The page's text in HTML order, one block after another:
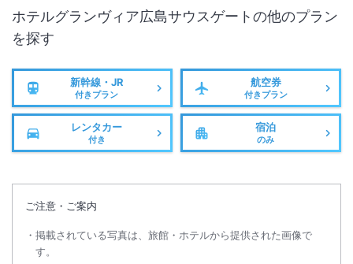
2026年5月1日（金）からコンセプトフロアのお客様にご提供している
フリーフローの時間を下記の通り変更させて頂きます。
お客様からの多くのご要望にお応えし、よりご利用頂きやすい時間帯に
変更いたしますのでご理解の程宜しくお願いします。
2026年4月30日（木）まで
15：00～19：00
2026年5月1日（金）から
ホテルグランヴィア広島サウスゲートの他のプラン
を探す
新幹線・JR
付きプラン
航空券
付きプラン
レンタカー
付き
宿泊
のみ
ご注意・ご案内
掲載されている写真は、旅館・ホテルから提供された画像で
す。